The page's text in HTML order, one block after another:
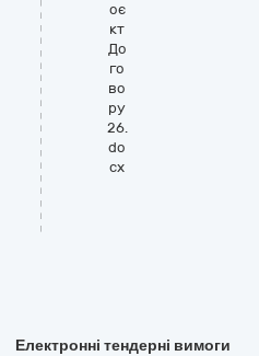
оє
кт
До
го
во
ру
26.
do
cx
Електронні тендерні вимоги